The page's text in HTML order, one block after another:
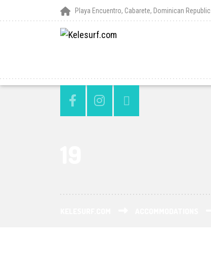
Playa Encuentro, Cabarete, Dominican Republic